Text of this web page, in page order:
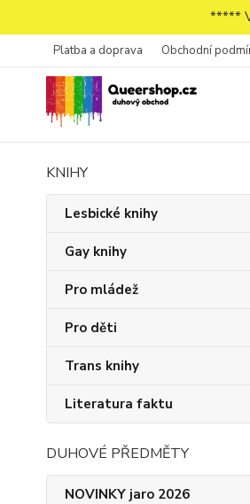
*****
Platba a doprava Obchodní
KNIHY
Lesbické knihy
Gay knihy
Pro mládež
Pro děti
Trans knihy
Literatura faktu
DUHOVÉ PŘEDMĚTY
NOVINKY jaro 2026